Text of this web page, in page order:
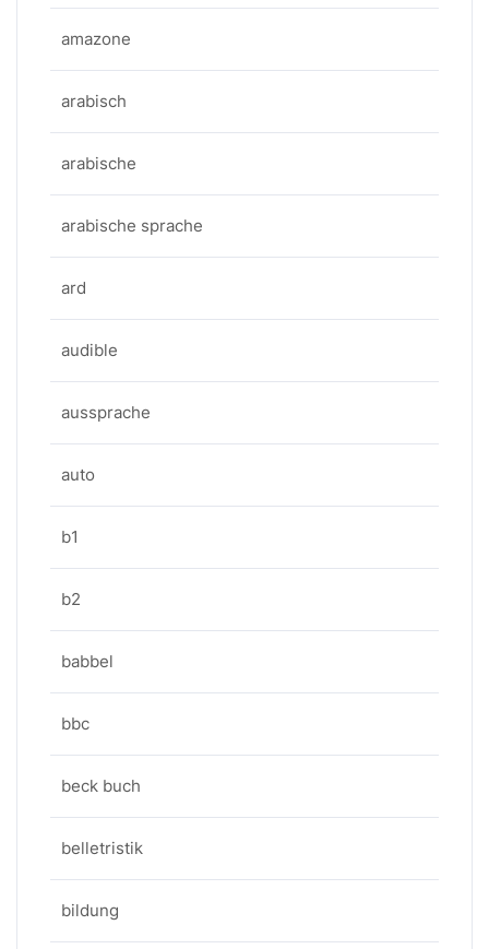
amazone
arabisch
arabische
arabische sprache
ard
audible
aussprache
auto
b1
b2
babbel
bbc
beck buch
belletristik
bildung